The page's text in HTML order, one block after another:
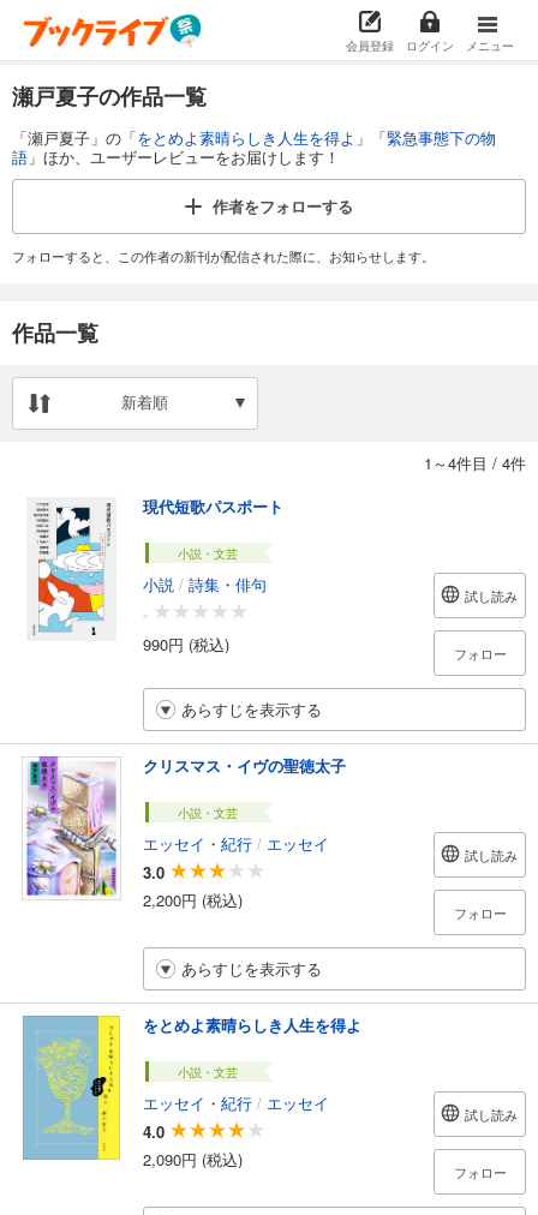
会員登録 ログイン メニュー
瀬戸夏子の作品一覧
「瀬戸夏子」の「をとめよ素晴らしき人生を得よ 」「緊急事態下の物
語 」ほか、ユーザーレビューをお届けします！
作者をフォローする
フォローすると、この作者の新刊が配信された際に、お知らせします。
作品一覧
新着順
1～4件目 / 4件
現代短歌パスポート
小説・文芸
小説 / 詩集・俳句
-
990円 (税込)
試し読み
フォロー
あらすじを表示する
クリスマス・イヴの聖徳太子
小説・文芸
エッセイ・紀行 / エッセイ
3.0
2,200円 (税込)
試し読み
フォロー
あらすじを表示する
をとめよ素晴らしき人生を得よ
小説・文芸
エッセイ・紀行 / エッセイ
4.0
2,090円 (税込)
試し読み
フォロー